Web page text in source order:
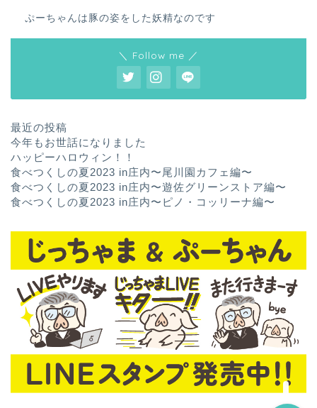
ぷーちゃんは豚の姿をした妖精なのです
＼ Follow me ／
最近の投稿
今年もお世話になりました
ハッピーハロウィン！！
食べつくしの夏2023 in庄内〜尾川園カフェ編〜
食べつくしの夏2023 in庄内〜遊佐グリーンストア編〜
食べつくしの夏2023 in庄内〜ピノ・コッリーナ編〜
ホーム
お問い合わせ